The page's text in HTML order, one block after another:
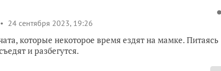
24 сентября 2023, 19:26
которые некоторое время ездят на мамке. Питаясь
и разбегутся.